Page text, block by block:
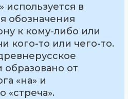
используется в
обозначения
к кому-либо или
кого-то или чего-то.
от
«на» и
«стреча».